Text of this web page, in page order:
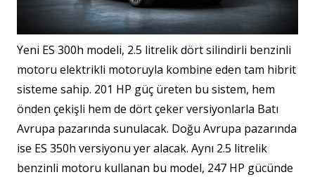
Yeni ES 300h modeli, 2.5 litrelik dört silindirli benzinli
motoru elektrikli motoruyla kombine eden tam hibrit
sisteme sahip. 201 HP güç üreten bu sistem, hem
önden çekişli hem de dört çeker versiyonlarla Batı
Avrupa pazarında sunulacak. Doğu Avrupa pazarında
ise ES 350h versiyonu yer alacak. Aynı 2.5 litrelik
benzinli motoru kullanan bu model, 247 HP gücünde